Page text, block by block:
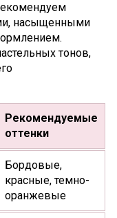
насыщенными
тонов,
Рекомендуемые
оттенки
Бордовые,
красные, темно-
оранжевые